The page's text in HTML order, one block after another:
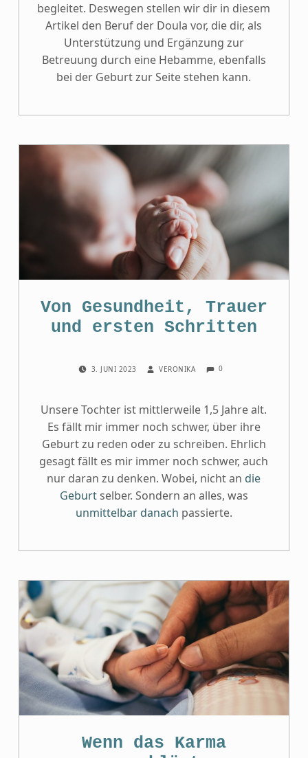
begleitet. Deswegen stellen wir dir in diesem
Artikel den Beruf der Doula vor, die dir, als
Unterstützung und Ergänzung zur
Betreuung durch eine Hebamme, ebenfalls
bei der Geburt zur Seite stehen kann.
Von Gesundheit, Trauer
und ersten Schritten
3. JUNI 2023 VERONIKA 0
Unsere Tochter ist mittlerweile 1,5 Jahre alt.
Es fällt mir immer noch schwer, über ihre
Geburt zu reden oder zu schreiben. Ehrlich
gesagt fällt es mir immer noch schwer, auch
nur daran zu denken. Wobei, nicht an die
Geburtselber. Sondern an alles, was
unmittelbar danach passierte.
Wenn das Karma